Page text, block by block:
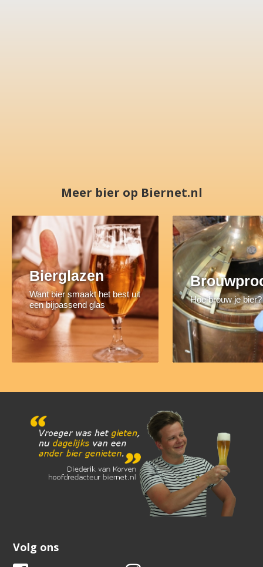
Meer bier op Biernet.nl
Bierglazen
Want bier smaakt het best uit
een bijpassend glas
Hoe brouw je bier?
Volg ons